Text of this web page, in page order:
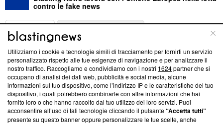
contro le fake news
ABOUT
Questa sezione offre informazioni trasparenti su Blasting
News, sui nostri processi editoriali e su come ci impegniamo a
creare news di qualità. Inoltre, afferma la nostra aderenza a
‘Trust Project - News with Integrity’Blasting News non è
ancora membro del programma, ma ha richiesto di farne
parte; Trust Project non ha ancora effettuato una verifica di
conformità agli standard.
Utilizziamo i cookie e tecnologie simili di tracciamento per fornirti un servizio
personalizzato rispetto alle tue esigenze di navigazione e per analizzare il
nostro traffico. Raccogliamo e condividiamo con i nostri 1624partner che si
occupano di analisi dei dati web, pubblicità e social media, alcune
informazioni sul tuo dispositivo, come l’indirizzo IP e le caratteristiche del tuo
dispositivo, i quali potrebbero combinarle con altre informazioni che hai
fornito loro o che hanno raccolto dal tuo utilizzo dei loro servizi. Puoi
acconsentire all’uso di tali tecnologie cliccando il pulsante“Accetta tutti”
presente su questo banner oppure personalizzare le tue scelte, anche